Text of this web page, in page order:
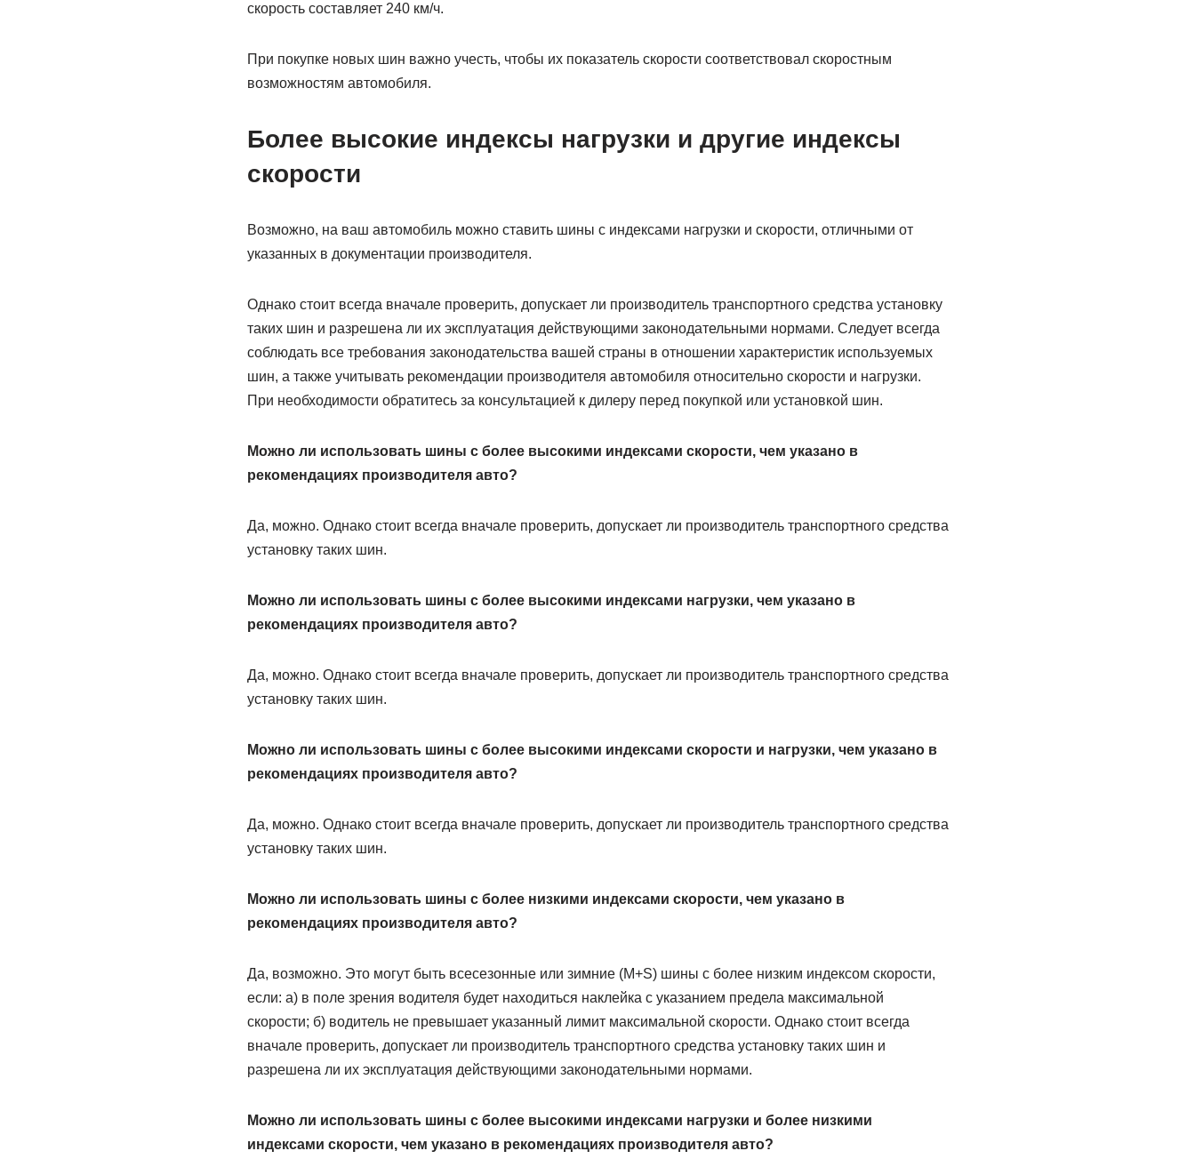
скорость составляет 240 км/ч.
При покупке новых шин важно учесть, чтобы их показатель скорости соответствовал скоростным
возможностям автомобиля.
Более высокие индексы нагрузки и другие индексы
скорости
Возможно, на ваш автомобиль можно ставить шины с индексами нагрузки и скорости, отличными от
указанных в документации производителя.
Однако стоит всегда вначале проверить, допускает ли производитель транспортного средства установку
таких шин и разрешена ли их эксплуатация действующими законодательными нормами. Следует всегда
соблюдать все требования законодательства вашей страны в отношении характеристик используемых
шин, а также учитывать рекомендации производителя автомобиля относительно скорости и нагрузки.
При необходимости обратитесь за консультацией к дилеру перед покупкой или установкой шин.
Можно ли использовать шины с более высокими индексами скорости, чем указано в
рекомендациях производителя авто?
Да, можно. Однако стоит всегда вначале проверить, допускает ли производитель транспортного средства
установку таких шин.
Можно ли использовать шины с более высокими индексами нагрузки, чем указано в
рекомендациях производителя авто?
Да, можно. Однако стоит всегда вначале проверить, допускает ли производитель транспортного средства
установку таких шин.
Можно ли использовать шины с более высокими индексами скорости и нагрузки, чем указано в
рекомендациях производителя авто?
Да, можно. Однако стоит всегда вначале проверить, допускает ли производитель транспортного средства
установку таких шин.
Можно ли использовать шины с более низкими индексами скорости, чем указано в
рекомендациях производителя авто?
Да, возможно. Это могут быть всесезонные или зимние (M+S) шины с более низким индексом скорости,
если: а) в поле зрения водителя будет находиться наклейка с указанием предела максимальной
скорости; б) водитель не превышает указанный лимит максимальной скорости. Однако стоит всегда
вначале проверить, допускает ли производитель транспортного средства установку таких шин и
разрешена ли их эксплуатация действующими законодательными нормами.
Можно ли использовать шины с более высокими индексами нагрузки и более низкими
индексами скорости, чем указано в рекомендациях производителя авто?